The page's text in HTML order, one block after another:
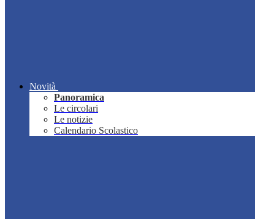
Novità
Panoramica
Le circolari
Le notizie
Calendario Scolastico